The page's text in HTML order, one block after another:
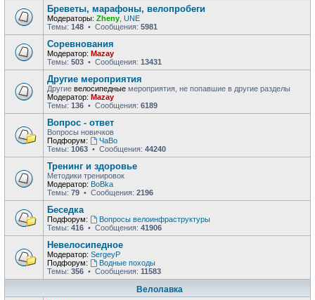
Бреветы, марафоны, велопробеги
Модераторы: Zheny UNE
Темы: 148 • Сообщения: 5981
Соревнования
Модератор: Mazay
Темы: 503 • Сообщения: 13431
Другие мероприятия
Другие велосипедные мероприятия, не попавшие в другие разделы
Модератор: Mazay
Темы: 136 • Сообщения: 6189
Вопрос - ответ
Вопросы новичков
Подфорум:
ЧаВо
Темы: 1063 • Сообщения: 44240
Тренинг и здоровье
Методики тренировок
Модератор: BoBka
Темы: 79 • Сообщения: 2196
Беседка
Подфорум:
Вопросы велоинфраструктуры
Темы: 416 • Сообщения: 41906
Невелосипедное
Модератор: SergeyP
Подфорум:
Водные походы
Темы: 356 • Сообщения: 11583
Велолавка